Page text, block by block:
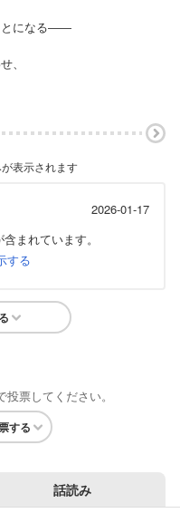
とになる――
、
表示されます
2026-01-17
まれています。
する
票してください。
する
話読み